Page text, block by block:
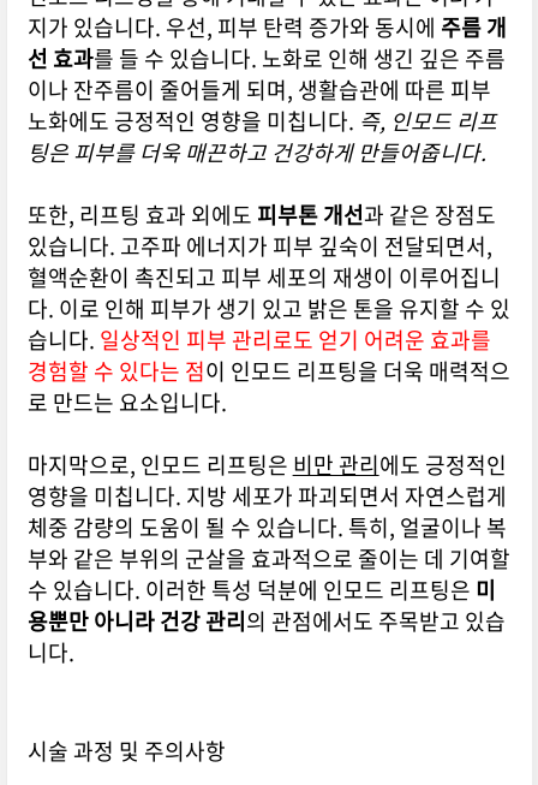
지가 있습니다. 우선, 피부 탄력 증가와 동시에 주름 개
선 효과를 들 수 있습니다. 노화로 인해 생긴 깊은 주름
이나 잔주름이 줄어들게 되며, 생활습관에 따른 피부
노화에도 긍정적인 영향을 미칩니다. 즉, 인모드 리프
팅은 피부를 더욱 매끈하고 건강하게 만들어줍니다.
또한, 리프팅 효과 외에도 피부톤 개선과 같은 장점도
있습니다. 고주파 에너지가 피부 깊숙이 전달되면서,
혈액순환이 촉진되고 피부 세포의 재생이 이루어집니
다. 이로 인해 피부가 생기 있고 밝은 톤을 유지할 수 있
습니다. 일상적인 피부 관리로도 얻기 어려운 효과를
경험할 수 있다는 점이 인모드 리프팅을 더욱 매력적으
로 만드는 요소입니다.
마지막으로, 인모드 리프팅은 비만 관리에도 긍정적인
영향을 미칩니다. 지방 세포가 파괴되면서 자연스럽게
체중 감량의 도움이 될 수 있습니다. 특히, 얼굴이나 복
부와 같은 부위의 군살을 효과적으로 줄이는 데 기여할
수 있습니다. 이러한 특성 덕분에 인모드 리프팅은 미
용뿐만 아니라 건강 관리의 관점에서도 주목받고 있습
니다.
시술 과정 및 주의사항